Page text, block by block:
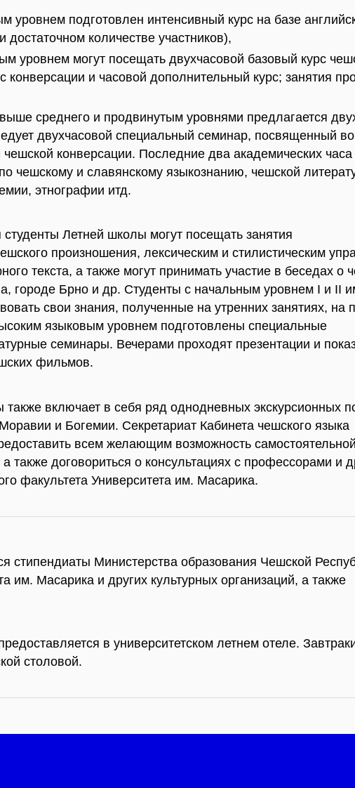
уровнем подготовлен интенсивный курс на базе
достаточном количестве участников),
уровнем могут посещать двухчасовой базовый курс
конверсации и часовой дополнительный курс; занятия
среднего и продвинутым уровнями предлагается
двухчасовой специальный семинар, посвященный
чешской конверсации. Последние два академических часа
чешскому и славянскому языкознанию, чешской
этнографии итд.
Летней школы могут посещать занятия
произношения, лексическим и стилистическим
текста, а также могут принимать участие в беседах о
городе Брно и др. Студенты с начальным уровнем I и II
свои знания, полученные на утренних занятиях, на
языковым уровнем подготовлены специальные
семинары. Вечерами проходят презентации и
фильмов.
включает в себя ряд однодневных экскурсионных
и Богемии. Секретариат Кабинета чешского языка
всем желающим возможность
также договориться о консультациях с профессорами и
факультета Университета им. Масарика.
стипендиаты Министерства образования Чешской
им. Масарика и других культурных организаций, а также
в университетском летнем отеле.
столовой.